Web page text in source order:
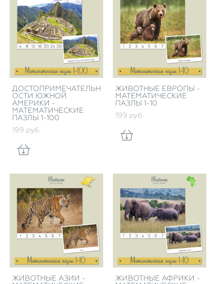
ДОСТОПРИМЕЧАТЕЛЬН
ОСТИ ЮЖНОЙ
АМЕРИКИ -
МАТЕМАТИЧЕСКИЕ
ПАЗЛЫ 1-100
199 pуб.
ЖИВОТНЫЕ ЕВРОПЫ -
МАТЕМАТИЧЕСКИЕ
ПАЗЛЫ 1-10
199 pуб.
ЖИВОТНЫЕ АЗИИ -
ЖИВОТНЫЕ АФРИКИ -